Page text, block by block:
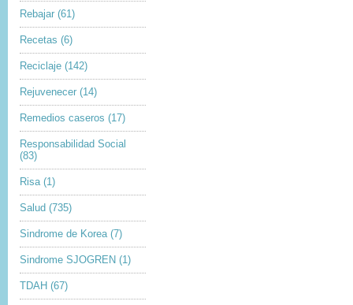
Rebajar (61)
Recetas (6)
Reciclaje (142)
Rejuvenecer (14)
Remedios caseros (17)
Responsabilidad Social
(83)
Risa (1)
Salud (735)
Sindrome de Korea (7)
Sindrome SJOGREN (1)
TDAH (67)